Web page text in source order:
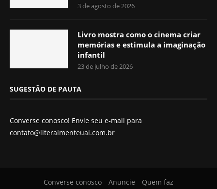
3 de agosto de 2026
Livro mostra como o cinema criar
memórias e estimula a imaginação
infantil
23 de julho de 2026
SUGESTÃO DE PAUTA
Converse conosco! Envie seu e-mail para
contato@literalmenteuai.com.br
Converse conosco Anuncie
Quem faz